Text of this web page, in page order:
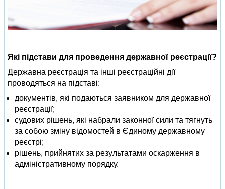
Які підстави для проведення державної реєстрації?
Державна реєстрація та інші реєстраційні дії
проводяться на підставі:
документів, які подаються заявником для державної
реєстрації;
судових рішень, які набрали законної сили та тягнуть
за собою зміну відомостей в Єдиному державному
реєстрі;
рішень, прийнятих за результатами оскарження в
адміністративному порядку.